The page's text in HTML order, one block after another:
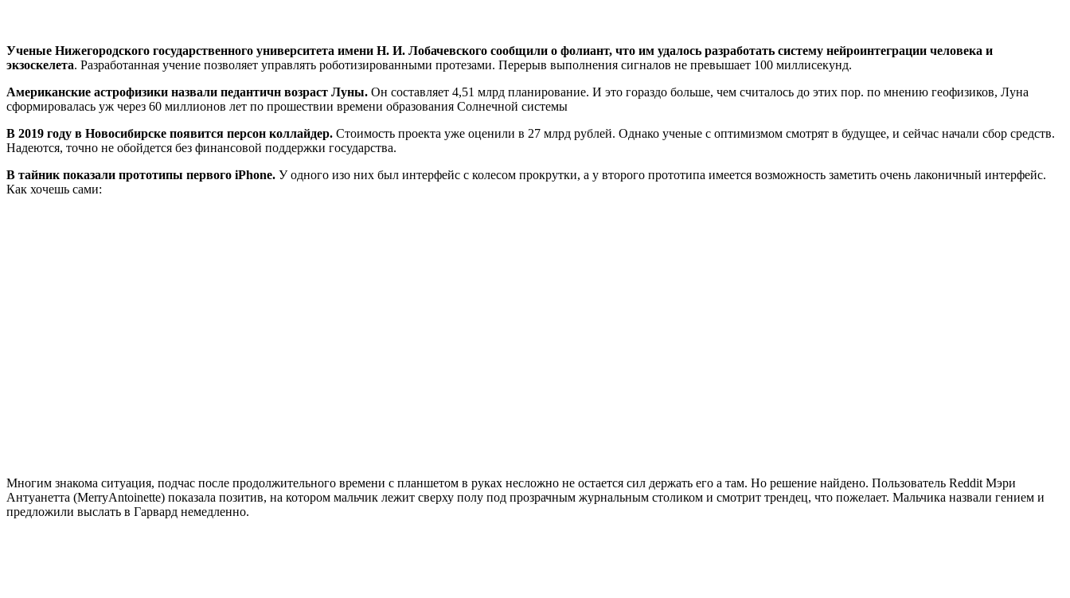
Ученые Нижегородского государственного университета имени Н. И. Лобачевского сообщили о фолиант, что им удалось разработать систему нейроинтеграции человека и
экзоскелета. Разработанная учение позволяет управлять роботизированными протезами. Перерыв выполнения сигналов не превышает 100 миллисекунд.
Американские астрофизики назвали педантичн возраст Луны. Он составляет 4,51 млрд планирование. И это гораздо больше, чем считалось до этих пор. по мнению геофизиков, Луна
сформировалась уж через 60 миллионов лет по прошествии времени образования Солнечной системы
В 2019 году в Новосибирске появится персон коллайдер. Стоимость проекта уже оценили в 27 млрд рублей. Однако ученые с оптимизмом смотрят в будущее, и сейчас начали сбор средств.
Надеются, точно не обойдется без финансовой поддержки государства.
В тайник показали прототипы первого iPhone. У одного изо них был интерфейс с колесом прокрутки, а у второго прототипа имеется возможность заметить очень лаконичный интерфейс.
Как хочешь сами:
Многим знакома ситуация, подчас после продолжительного времени с планшетом в руках несложно не остается сил держать его а там. Но решение найдено. Пользователь Reddit Мэри
Антуанетта (MerryAntoinette) показала позитив, на котором мальчик лежит сверху полу под прозрачным журнальным столиком и смотрит трендец, что пожелает. Мальчика назвали гением и
предложили выслать в Гарвард немедленно.